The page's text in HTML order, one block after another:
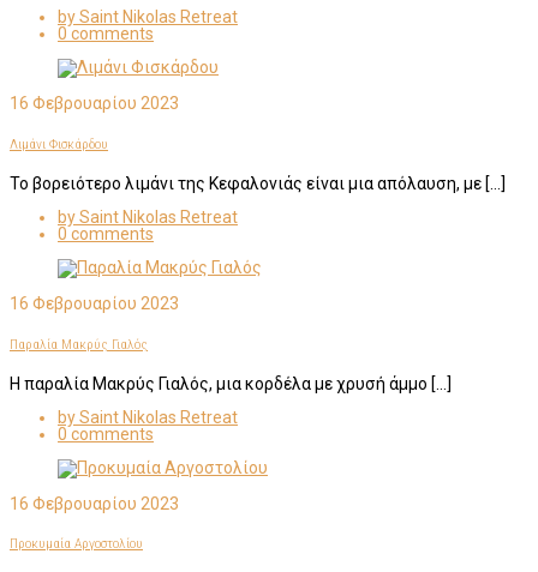
by Saint Nikolas Retreat
0 comments
16 Φεβρουαρίου 2023
Λιμάνι Φισκάρδου
Το βορειότερο λιμάνι της Κεφαλονιάς είναι μια απόλαυση, με […]
by Saint Nikolas Retreat
0 comments
16 Φεβρουαρίου 2023
Παραλία Μακρύς Γιαλός
Η παραλία Μακρύς Γιαλός, μια κορδέλα με χρυσή άμμο […]
by Saint Nikolas Retreat
0 comments
16 Φεβρουαρίου 2023
Προκυμαία Αργοστολίου